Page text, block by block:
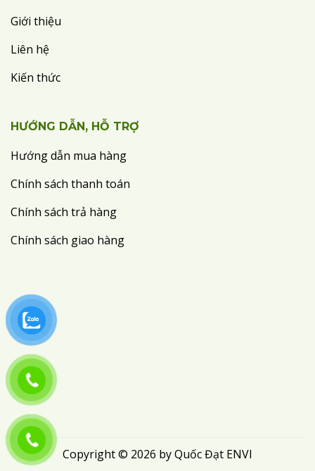
Giới thiệu
Liên hệ
Kiến thức
HƯỚNG DẪN, HỖ TRỢ
Hướng dẫn mua hàng
Chính sách thanh toán
Chính sách trả hàng
Chính sách giao hàng
Copyright © 2026 by Quốc Đạt ENVI